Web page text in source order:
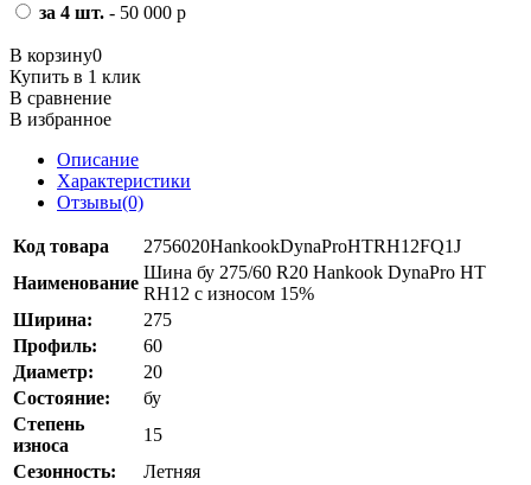
за 4 шт. - 50 000 р
В корзину0
Купить в 1 клик
В сравнение
В избранное
Описание
Характеристики
Отзывы(0)
Код товара
2756020HankookDynaProHTRH12FQ1J
Наименование
Шина бу 275/60 R20 Hankook DynaPro HT
RH12 с износом 15%
Ширина:
275
Профиль:
60
Диаметр:
20
Состояние:
бу
Степень
износа
15
Сезонность:
Летняя